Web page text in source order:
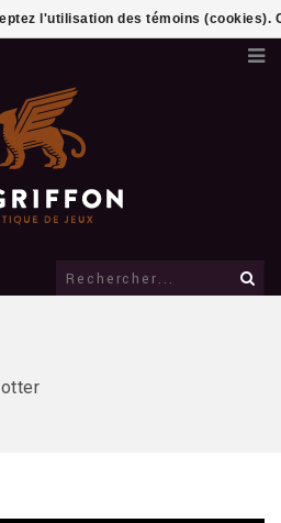
l'utilisation des témoins